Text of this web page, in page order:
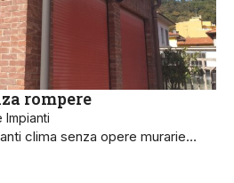
rompere
Impianti
clima senza opere murarie…